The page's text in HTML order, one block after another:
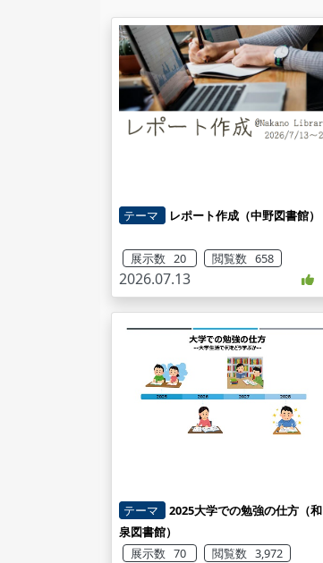
テーマ レポート作成（中野図書館）
展示数 20 閲覧数 658
2026.07.13
テーマ
2025大学での勉強の仕方（和
泉図書館）
展示数 70
閲覧数 3,972